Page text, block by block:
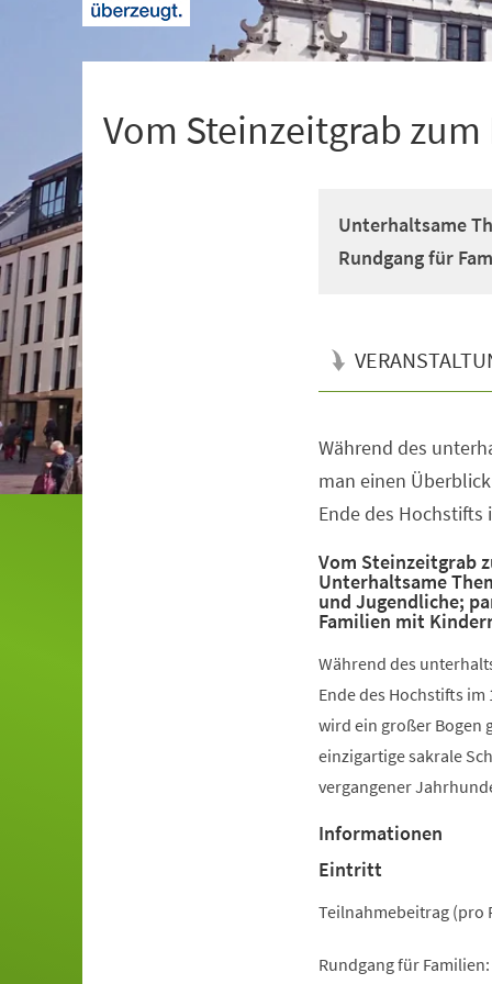
Vom Steinzeitgrab
Unterhaltsame
Rundgang für
Während des
man einen
Ende des
Vom Steinzeitgrab
Unterhaltsame
und Jugendliche;
Familien mit
Während des
Ende des Hochstifts
wird ein großer Bogen
einzigartige sakrale
vergangener
Informationen
Eintritt
Teilnahmebeitrag (pro
Rundgang für Familien: